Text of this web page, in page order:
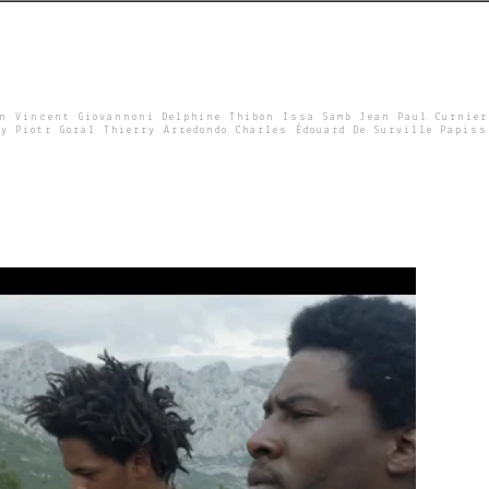
Vincent Giovannoni Delphine Thibon Issa Samb Jean Paul Curnier
Piotr Goral Thierry Arredondo Charles Édouard De Surville Papiss